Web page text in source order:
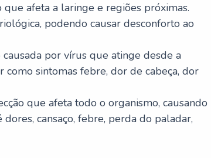
afeta a laringe e regiões próximas.
podendo causar desconforto ao
por vírus que atinge desde a
sintomas febre, dor de cabeça, dor
que afeta todo o organismo, causando
cansaço, febre, perda do paladar,